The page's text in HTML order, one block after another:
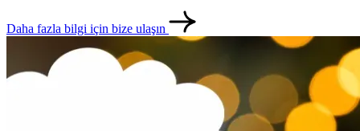
Daha fazla bilgi için bize ulaşın